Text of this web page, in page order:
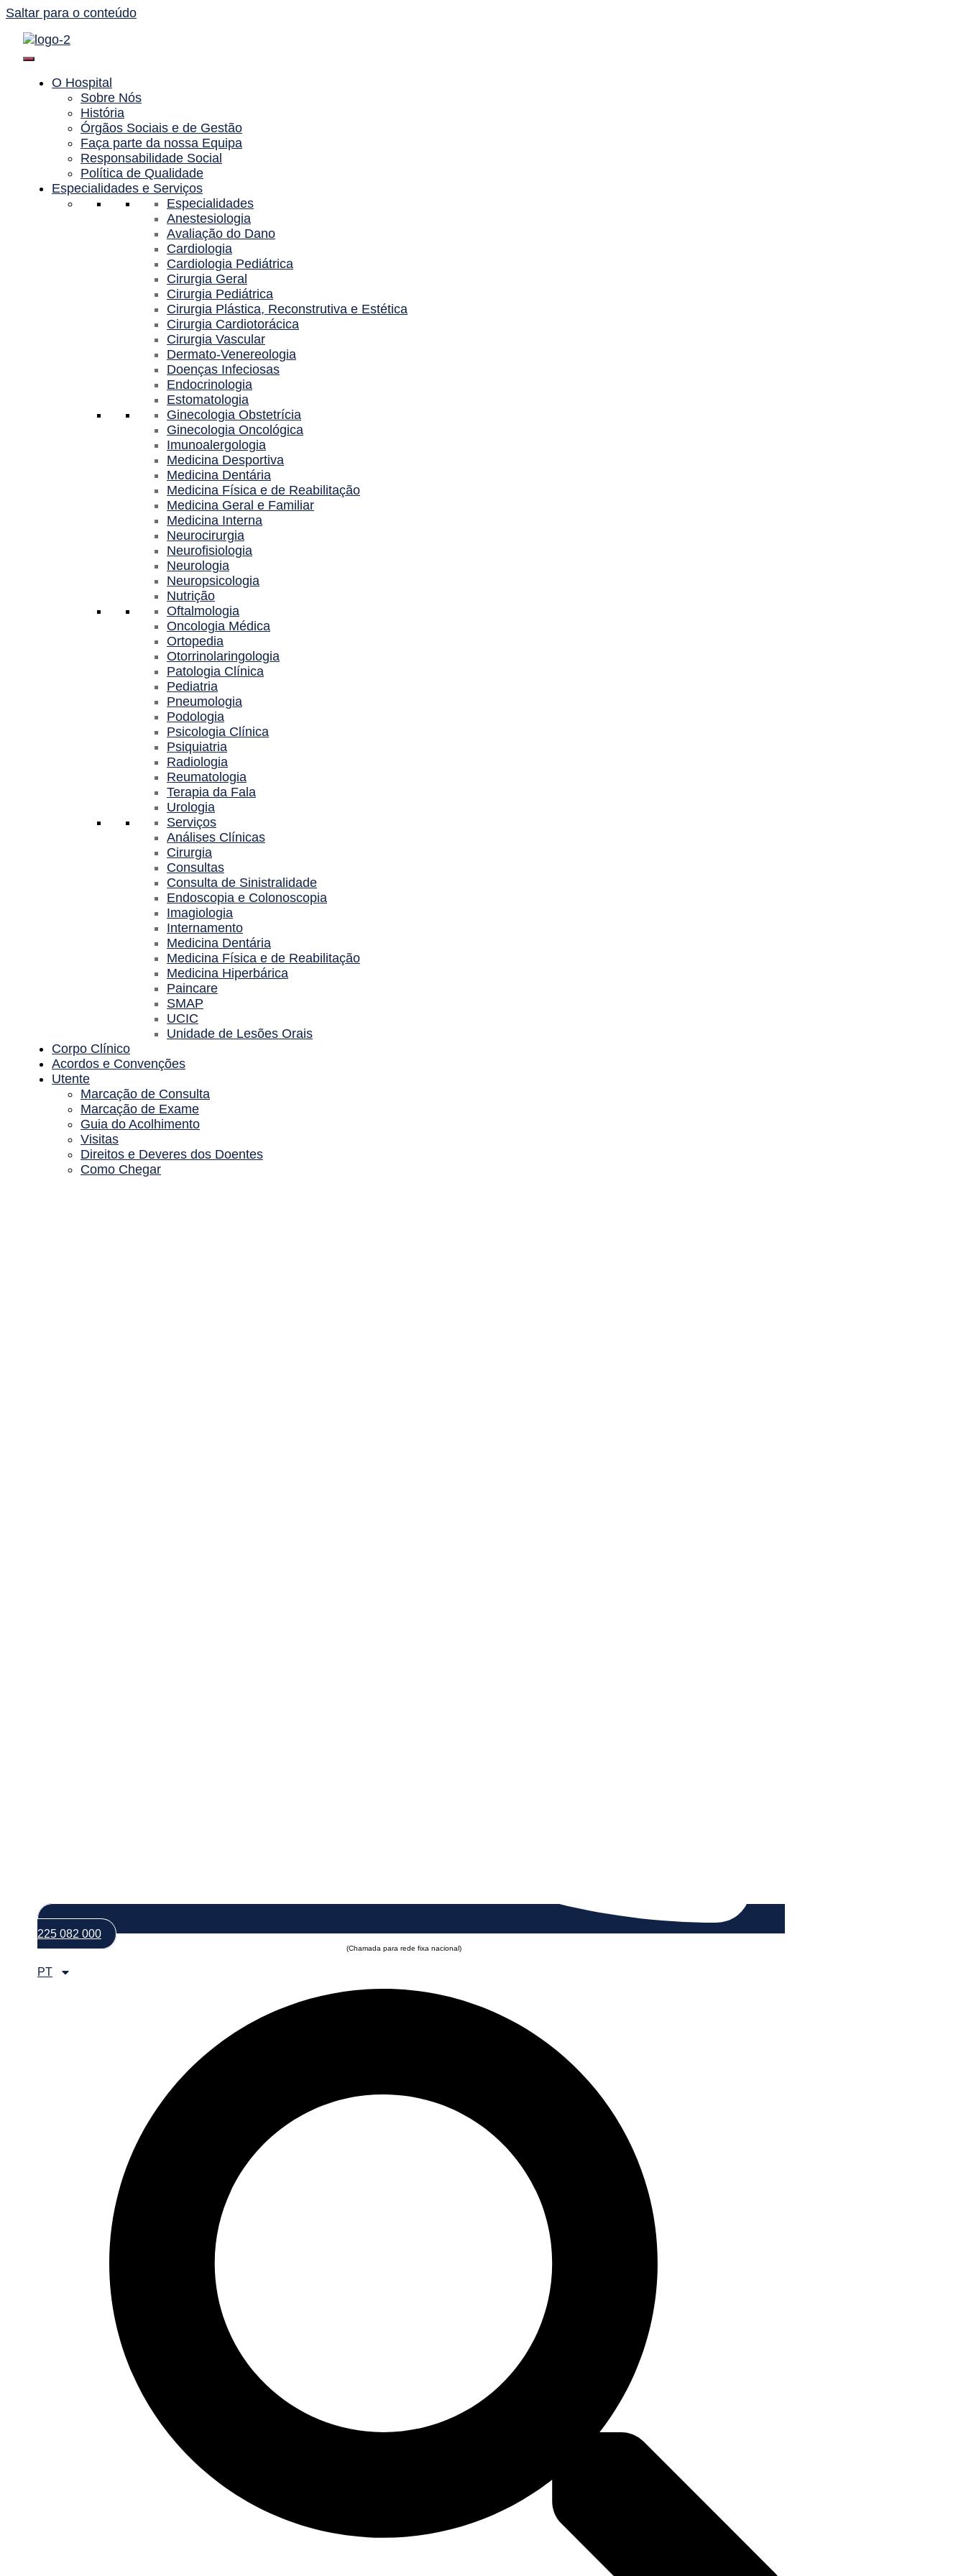
Saltar para o conteúdo
O Hospital
Sobre Nós
História
Órgãos Sociais e de Gestão
Faça parte da nossa Equipa
Responsabilidade Social
Política de Qualidade
Especialidades e Serviços
Especialidades
Anestesiologia
Avaliação do Dano
Cardiologia
Cardiologia Pediátrica
Cirurgia Geral
Cirurgia Pediátrica
Cirurgia Plástica, Reconstrutiva e Estética
Cirurgia Cardiotorácica
Cirurgia Vascular
Dermato-Venereologia
Doenças Infeciosas
Endocrinologia
Estomatologia
Ginecologia Obstetrícia
Ginecologia Oncológica
Imunoalergologia
Medicina Desportiva
Medicina Dentária
Medicina Física e de Reabilitação
Medicina Geral e Familiar
Medicina Interna
Neurocirurgia
Neurofisiologia
Neurologia
Neuropsicologia
Nutrição
Oftalmologia
Oncologia Médica
Ortopedia
Otorrinolaringologia
Patologia Clínica
Pediatria
Pneumologia
Podologia
Psicologia Clínica
Psiquiatria
Radiologia
Reumatologia
Terapia da Fala
Urologia
Serviços
Análises Clínicas
Cirurgia
Consultas
Consulta de Sinistralidade
Endoscopia e Colonoscopia
Imagiologia
Internamento
Medicina Dentária
Medicina Física e de Reabilitação
Medicina Hiperbárica
Paincare
SMAP
UCIC
Unidade de Lesões Orais
Corpo Clínico
Acordos e Convenções
Utente
Marcação de Consulta
Marcação de Exame
Guia do Acolhimento
Visitas
Direitos e Deveres dos Doentes
Como Chegar
225 082 000
PT